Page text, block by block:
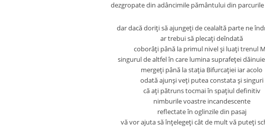
dezgropate din adâncimile pământului din
dar dacă doriţi să ajungeţi de cealaltă parte ne
ar trebui să plecaţi deîndată
coborâţi până la primul nivel şi luaţi trenul
singurul de altfel în care lumina suprafeţei
mergeţi până la staţia Bifurcaţiei iar acolo
odată ajunşi veţi putea constata şi singuri
că aţi pătruns tocmai în spaţiul definitiv
nimburile voastre incandescente
reflectate în oglinzile din pasaj
vă vor ajuta să înţelegeţi cât de mult vă puteţi